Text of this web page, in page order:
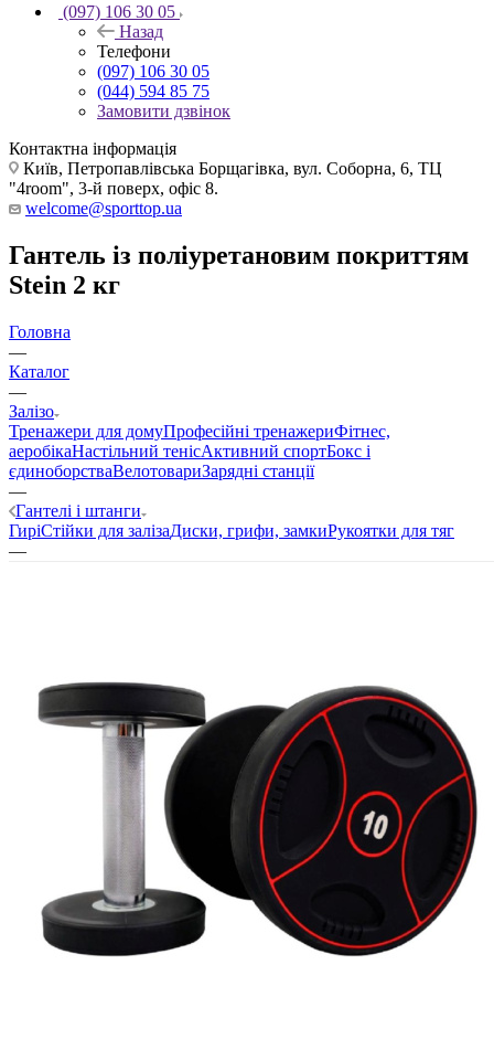
(097) 106 30 05
Назад
Телефони
(097) 106 30 05
(044) 594 85 75
Замовити дзвінок
Контактна інформація
Київ, Петропавлівська Борщагівка, вул. Соборна, 6, ТЦ
"4room", 3-й поверх, офіс 8.
welcome@sporttop.ua
Гантель із поліуретановим покриттям
Stein 2 кг
Головна
—
Каталог
—
Залізо
Тренажери для домуПрофесійні тренажериФітнес,
аеробікаНастільний тенісАктивний спортБокс і
єдиноборстваВелотовариЗарядні станції
—
Гантелі і штанги
ГиріСтійки для залізаДиски, грифи, замкиРукоятки для тяг
—